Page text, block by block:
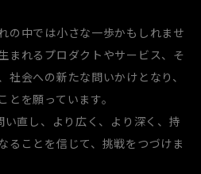
の中では小さな一歩かもしれませ
まれるプロダクトやサービス、そ
社会への新たな問いかけとなり、
を願っています。
直し、より広く、より深く、持
ることを信じて、挑戦をつづけま